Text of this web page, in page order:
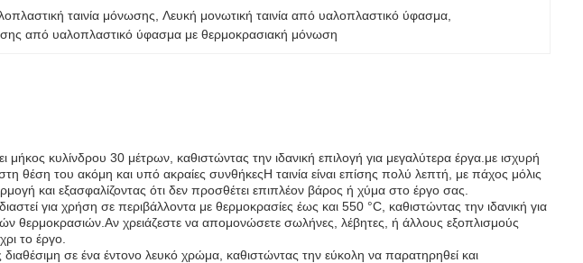
ταινία μόνωσης , Λευκή μονωτική ταινία από υαλοπλαστικό ύφασμα
από υαλοπλαστικό ύφασμα με θερμοκρασιακή μόνωση
μήκος κυλίνδρου 30 μέτρων, καθιστώντας την ιδανική επιλογή για μεγαλύτερα έργα.με ισχυρή
θέση του ακόμη και υπό ακραίες συνθήκεςΗ ταινία είναι επίσης πολύ λεπτή, με πάχος μόλις
και εξασφαλίζοντας ότι δεν προσθέτει επιπλέον βάρος ή χύμα στο έργο σας.
για χρήση σε περιβάλλοντα με θερμοκρασίες έως και 550 °C, καθιστώντας την ιδανική για
χρειάζεστε να απομονώσετε σωλήνες, λέβητες, ή άλλους εξοπλισμούς
το έργο.
διαθέσιμη σε ένα έντονο λευκό χρώμα, καθιστώντας την εύκολη να παρατηρηθεί και